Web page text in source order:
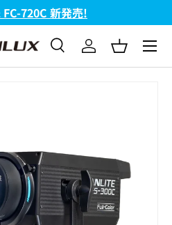
720C 新発売!
検索 ログインバスケッ
メニ